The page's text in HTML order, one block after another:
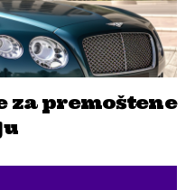
za premoštene